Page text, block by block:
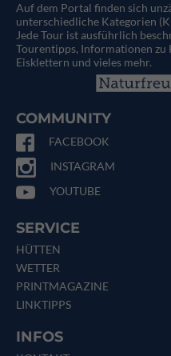
Auf dem Portal finden sich
unterschiedliche Kategorien
Jede Tour ist ausführlich
Tourentipps, Informationen zu
Eisklettern und vieles mehr.
COMMUNITY
FACEBOOK
INSTAGRAM
YOUTUBE
SERVICE
HÜTTEN
WETTER
PRINTMAGAZINE
LINKTIPPS
INFOS